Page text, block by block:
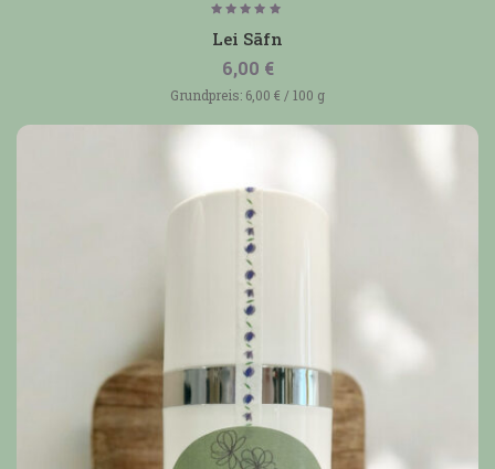
mit
5.00
Lei Sāfn
6,00 €
Grundpreis: 6,00 € /100 g